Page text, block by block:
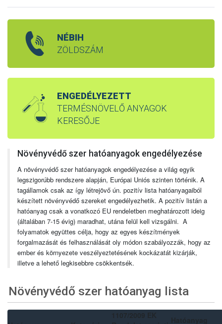
NÉBIH
ZÖLDSZÁM
ENGEDÉLYEZETT
TERMÉSNÖVELŐ ANYAGOK
KERESŐJE
Növényvédő szer hatóanyagok engedélyezése
A növényvédő szer hatóanyagok engedélyezése a világ egyik
legszigorúbb rendszere alapján, Európai Uniós szinten történik. A
tagállamok csak az így létrejövő ún. pozitív lista hatóanyagaiból
készített növényvédő szereket engedélyezhetik. A pozitív listán a
hatóanyag csak a vonatkozó EU rendeletben meghatározott ideig
(általában 7-15 évig) maradhat, utána felül kell vizsgálni. A
folyamatok együttes célja, hogy az egyes készítmények
forgalmazását és felhasználását oly módon szabályozzák, hogy az
ember és környezete veszélyeztetésének kockázatát kizárják,
illetve a lehető legkisebbre csökkentsék.
Növényvédő szer hatóanyag lista